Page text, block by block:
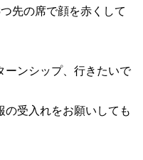
先の席で顔を赤くして
ーンシップ、行きたいで
の受入れをお願いしても